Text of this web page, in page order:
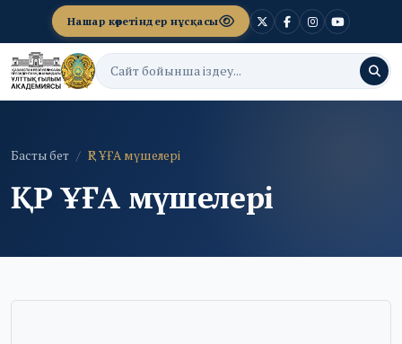
Нашар көретіндер нұсқасы
Басты бет ҚР ҰҒА мүшелері
ҚР ҰҒА мүшелері